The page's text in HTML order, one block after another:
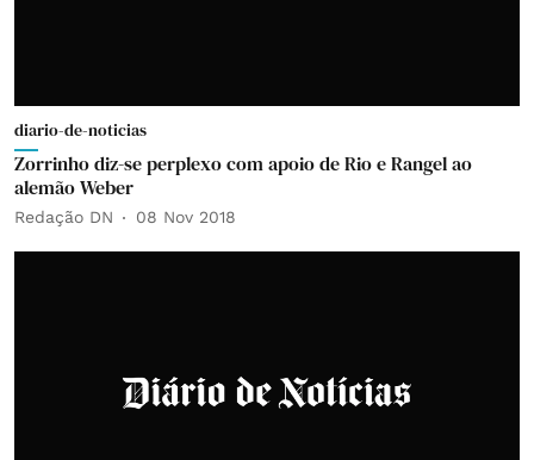
diario-de-noticias
Zorrinho diz-se perplexo com apoio de Rio e Rangel ao
alemão Weber
Redação DN 08 Nov 2018